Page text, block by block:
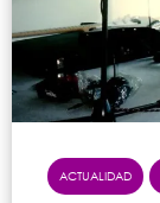
ACTUALIDAD